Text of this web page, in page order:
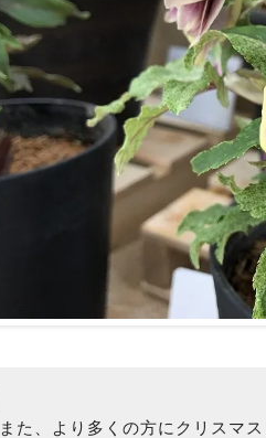
また、より多くの方にクリスマ